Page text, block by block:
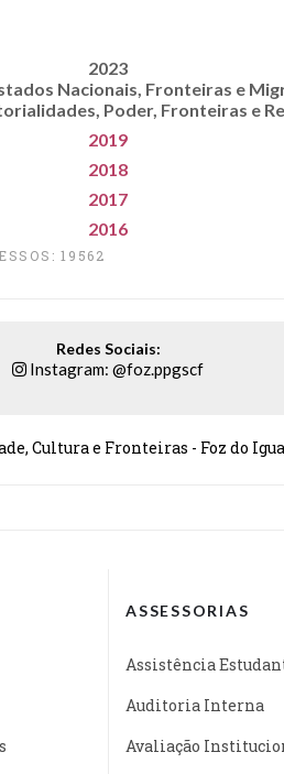
2023
Nacionais, Fronteiras e
Poder, Fronteiras e
2019
2018
2017
2016
19562
Redes Sociais:
Instagram: @foz.ppgscf
Cultura e Fronteiras - Foz do
ASSESSORIAS
Assistência
Auditoria Interna
Avaliação